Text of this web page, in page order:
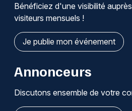
Bénéficiez d'une visibilité
visiteurs mensuels !
Je publie mon événement
Annonceurs
Discutons ensemble de votre